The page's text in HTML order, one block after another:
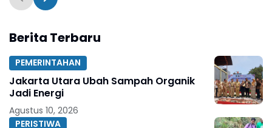
Berita Terbaru
PEMERINTAHAN
Jakarta Utara Ubah Sampah Organik
Jadi Energi
Agustus 10, 2026
PERISTIWA